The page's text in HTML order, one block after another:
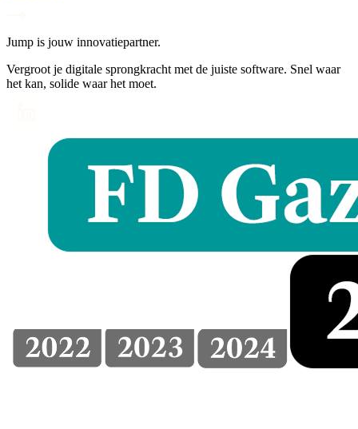
Jump is jouw innovatiepartner.
Vergroot je digitale sprongkracht met de juiste software. Snel waar
het kan, solide waar het moet.